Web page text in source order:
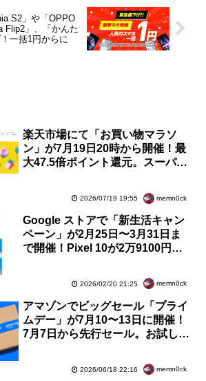
S2」や「OPPO
Flip2」、「かんた
一括1円からに
楽天市場にて「お買い物マラソ
ン」が7月19日20時から開催！最
大47.5倍ポイント還元。スーパー
2026/07/19 19:55 memn0ck
Google ストアで「新生活キャン
ペーン」が2月25日〜3月31日ま
で開催！Pixel 10が2万9100円割
2026/02/20 21:25 memn0ck
アマゾンでビッグセール「プライ
ムデー」が7月10〜13日に開催！
7月7日から先行セール。お試し中
2026/06/18 22:16 memn0ck